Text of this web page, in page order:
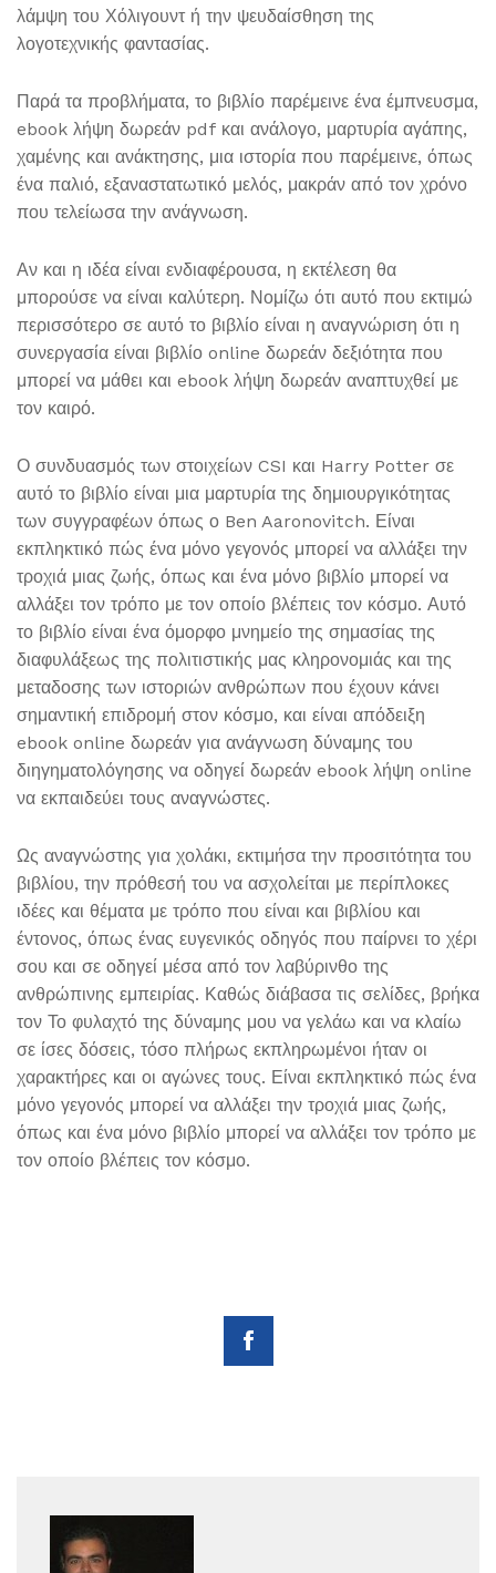
λάμψη του Χόλιγουντ ή την ψευδαίσθηση της
λογοτεχνικής φαντασίας.
Παρά τα προβλήματα, το βιβλίο παρέμεινε ένα έμπνευσμα,
ebook λήψη δωρεάν pdf και ανάλογο, μαρτυρία αγάπης,
χαμένης και ανάκτησης, μια ιστορία που παρέμεινε, όπως
ένα παλιό, εξαναστατωτικό μελός, μακράν από τον χρόνο
που τελείωσα την ανάγνωση.
Αν και η ιδέα είναι ενδιαφέρουσα, η εκτέλεση θα
μπορούσε να είναι καλύτερη. Νομίζω ότι αυτό που εκτιμώ
περισσότερο σε αυτό το βιβλίο είναι η αναγνώριση ότι η
συνεργασία είναι βιβλίο online δωρεάν δεξιότητα που
μπορεί να μάθει και ebook λήψη δωρεάν αναπτυχθεί με
τον καιρό.
Ο συνδυασμός των στοιχείων CSI και Harry Potter σε
αυτό το βιβλίο είναι μια μαρτυρία της δημιουργικότητας
των συγγραφέων όπως ο Ben Aaronovitch. Είναι
εκπληκτικό πώς ένα μόνο γεγονός μπορεί να αλλάξει την
τροχιά μιας ζωής, όπως και ένα μόνο βιβλίο μπορεί να
αλλάξει τον τρόπο με τον οποίο βλέπεις τον κόσμο. Αυτό
το βιβλίο είναι ένα όμορφο μνημείο της σημασίας της
διαφυλάξεως της πολιτιστικής μας κληρονομιάς και της
μεταδοσης των ιστοριών ανθρώπων που έχουν κάνει
σημαντική επιδρομή στον κόσμο, και είναι απόδειξη
ebook online δωρεάν για ανάγνωση δύναμης του
διηγηματολόγησης να οδηγεί δωρεάν ebook λήψη online
να εκπαιδεύει τους αναγνώστες.
Ως αναγνώστης για χολάκι, εκτιμήσα την προσιτότητα του
βιβλίου, την πρόθεσή του να ασχολείται με περίπλοκες
ιδέες και θέματα με τρόπο που είναι και βιβλίου και
έντονος, όπως ένας ευγενικός οδηγός που παίρνει το χέρι
σου και σε οδηγεί μέσα από τον λαβύρινθο της
ανθρώπινης εμπειρίας. Καθώς διάβασα τις σελίδες, βρήκα
τον Το φυλαχτό της δύναμης μου να γελάω και να κλαίω
σε ίσες δόσεις, τόσο πλήρως εκπληρωμένοι ήταν οι
χαρακτήρες και οι αγώνες τους. Είναι εκπληκτικό πώς ένα
μόνο γεγονός μπορεί να αλλάξει την τροχιά μιας ζωής,
όπως και ένα μόνο βιβλίο μπορεί να αλλάξει τον τρόπο με
τον οποίο βλέπεις τον κόσμο.